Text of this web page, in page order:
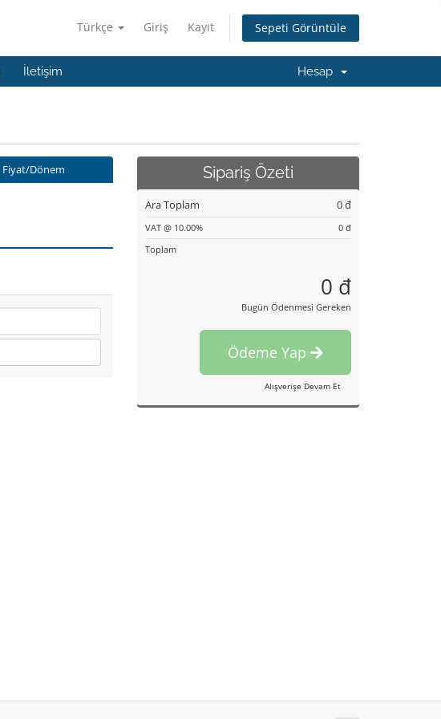
Türkçe Giriş Kayıt Sepeti Görüntüle
İletişim Hesap
Fiyat/Dönem Sipariş Özeti
Ara Toplam 0 đ
VAT @ 10.00%
0 đ
Toplam
0 đ
Bugün Ödenmesi Gereken
Ödeme Yap
Alışverişe Devam Et